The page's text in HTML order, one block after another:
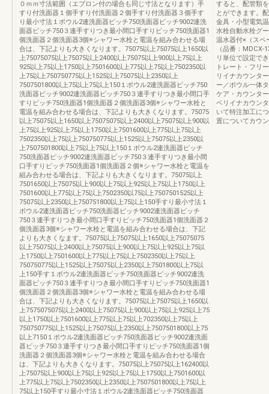
０ｍｍ寸法範囲（エプロン付の場合も同じ寸法となります）手
すり付洗面器１個手すり付洗面器２個手すり付洗面器３個手す
り最小寸法１ボウル2連洗面器ピッチ750洗面器ピッチ9002連洗
面器ピッチ750３連手すりつき最小間口手すりピッチ750洗面器1
個洗面器２個洗面器3個※シャワー水栓と電温を組み合わせる場
合は、下記よりも大きくなります。75075以上75075以上1650以
上75075075以上75075以上2400以上75075以上900以上75以上
925以上75以上1750以上7501600以上775以上75以上7502350以
上75以上750750775以上1525以上75075以上2350以上
7507501800以上75以上75以上150１ボウル2連洗面器ピッチ750
洗面器ピッチ9002連洗面器ピッチ750３連手すりつき最小間口手
すりピッチ750洗面器1個洗面器２個洗面器3個※シャワー水栓と
電温を組み合わせる場合は、下記よりも大きくなります。75075
以上75075以上1650以上75075075以上2400以上75075以上900以
上75以上925以上75以上1750以上7501600以上775以上75以上
7502350以上75以上750750775以上1525以上75075以上2350以
上7507501800以上75以上75以上150１ボウル2連洗面器ピッチ
750洗面器ピッチ9002連洗面器ピッチ750３連手すりつき最小間
口手すりピッチ750洗面器1個洗面器２個※シャワー水栓と電温を
組み合わせる場合は、下記よりも大きくなります。75075以上
7501650以上75075以上900以上75以上925以上75以上1750以上
7501600以上775以上75以上7502350以75以上7507501525以上
75075以上2350以上750751800以上75以上150手すり最小寸法１
ボウル2連洗面器ピッチ750洗面器ピッチ9002連洗面器ピッチ
750３連手すりつき最小間口手すりピッチ750洗面器1個洗面器２
個洗面器3個※シャワー水栓と電温を組み合わせる場合は、下記
よりも大きくなます。75075以上75075以上1650以上75075075
以上75075以上2400以上75075以上900以上75以上925以上75以
上1750以上7501600以上775以上75以上7502350以上75以上
750750775以上1525以上75075以上2350以上7501800以上75以
上150手す１ボウル2連洗面器ピッチ750洗面器ピッチ9002連洗
面器ピッチ750３連手すりつき最小間口手すりピッチ750洗面器1
個洗面器２個洗面器3個※シャワー水栓と電温を組み合わせる場
合は、下記よりも大きくなります。75075以上75075以上1650以
上7575075075以上2400以上75075以上900以上75以上925以上75
以上1750以上7501600以上775以上75以上702350以上75以上
750750775以上1525以上75075以上2350以上7507501800以上75
以上7150１ボウル2連洗面器ピッチ750洗面器ピッチ9002連洗面
器ピッチ750３連手すりつき最小間口手すりピッチ750洗面器1個
洗面器２個洗面器3個※シャワー水栓と電温を組み合わせる場合
は、下記よりも大きくなります。75075以上75075以上162400以
上75075以上900以上75以上925以上75以上1750以上7501600以
上775以上75以上7502350以上2350以上7507501800以上75以上
75以上150手すり最小寸法１ボウル2連洗面器ピッチ750洗面器
すると、配管類
とができます。
金具・小型電気
水栓自動水栓グ
温水器付×（ス
（品番：
リ単位で設定で
トレート・フリ
リイナカウンタ
ー／ボウル一体
ケア・カウンタ
ベリイナカウン
いて特注加工に
置についてカウ